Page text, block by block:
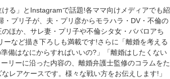
る」とInstagramで話題!各ママ向けメディアでも紹
プリ子が、夫・プリ彦からモラハラ・DV・不倫の
ほか、サレ妻・プリ子や不倫シタ女・ババロアち
など描き下ろしも満載です!さらに「離婚を考える
備はなにからすればいいの?」「離婚はしたくない
リーに沿った内容の、離婚弁護士監修のコラムをた
レアケースです。様々な戦い方をお伝えします!」